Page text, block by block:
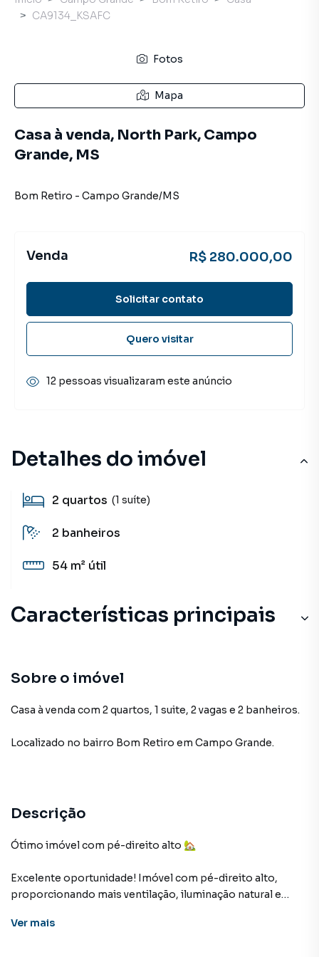
Detalhes do imóvel
2 quartos (1 suíte)
2 banheiros
54 m² útil
Características principais
Sobre o imóvel
Casa à venda com 2 quartos, 1 suite, 2 vagas e 2 banheiros.
Localizado no bairro Bom Retiro em Campo Grande.
Descrição
Ótimo imóvel com pé-direito alto 🏡
Excelente oportunidade! Imóvel com pé-direito alto,
proporcionando mais ventilação, iluminação natural e
espaço.
Ver mais
CA9134_KSAFC
Fotos
Mapa
Casa à venda, North Park, Campo
Grande, MS
Bom Retiro - Campo Grande/MS
Venda R$ 280.000,00
Solicitar contato
Quero visitar
12 pessoas visualizaram este anúncio